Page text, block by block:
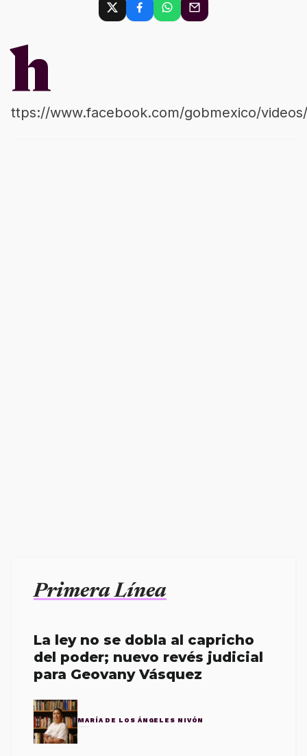
h
ttps://www.facebook.com/gobmexico/
Primera Línea
La ley no se dobla al capricho
del poder; nuevo revés judicial
para Geovany Vásquez
MARÍA DE LOS ÁNGELES NIVÓN